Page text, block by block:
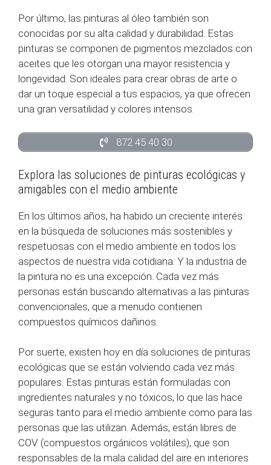
Por último, las pinturas al óleo también son
conocidas por su alta calidad y durabilidad. Estas
pinturas se componen de pigmentos mezclados con
aceites que les otorgan una mayor resistencia y
longevidad. Son ideales para crear obras de arte o
dar un toque especial a tus espacios, ya que ofrecen
una gran versatilidad y colores intensos.
872 45 40 30
Explora las soluciones de pinturas ecológicas y
amigables con el medio ambiente
En los últimos años, ha habido un creciente interés
en la búsqueda de soluciones más sostenibles y
respetuosas con el medio ambiente en todos los
aspectos de nuestra vida cotidiana. Y la industria de
la pintura no es una excepción. Cada vez más
personas están buscando alternativas a las pinturas
convencionales, que a menudo contienen
compuestos químicos dañinos.
Por suerte, existen hoy en día soluciones de pinturas
ecológicas que se están volviendo cada vez más
populares. Estas pinturas están formuladas con
ingredientes naturales y no tóxicos, lo que las hace
seguras tanto para el medio ambiente como para las
personas que las utilizan. Además, están libres de
COV (compuestos orgánicos volátiles), que son
responsables de la mala calidad del aire en interiores